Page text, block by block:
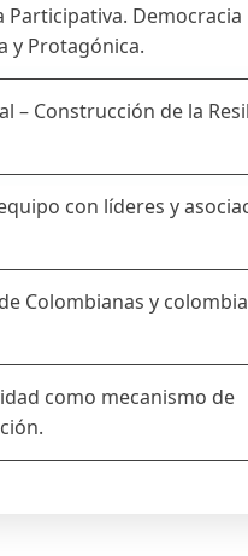
Participativa. Democracia
y Protagónica.
– Construcción de la
con líderes y
Colombianas y
como mecanismo de